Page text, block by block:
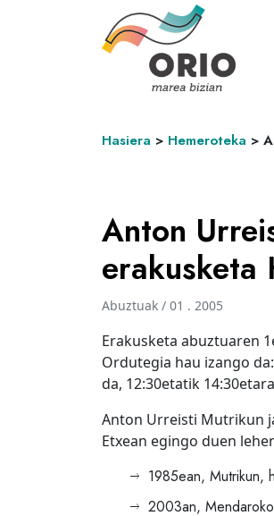
Hasiera > Hemeroteka >
Anton
erakusketa
Abuztuak / 01 . 2005
Erakusketa abuztuaren
Ordutegia hau izango
da, 12:30etatik
Anton Urreisti Mutrikun
Etxean egingo duen
1985ean, Mutrikun,
2003an,